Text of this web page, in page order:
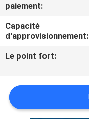
L'USINE
CONTRÔLE
DE
QUALITÉ
paiement:
Capacité
d'approvisionnement:
Le point fort: